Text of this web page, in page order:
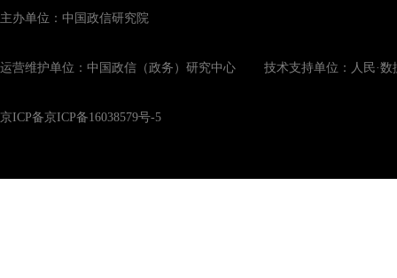
主办单位：中国政信研究院
运营维护单位：中国政信（政务）研究中心 技术支持单位：人民·数
京ICP备京ICP备16038579号-5